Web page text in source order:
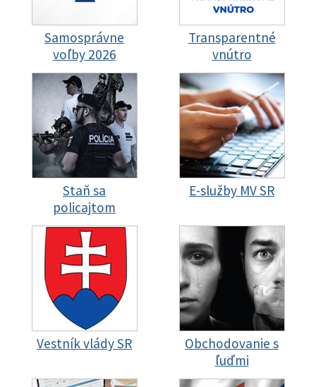
Samosprávne
voľby 2026
Transparentné
vnútro
Staň sa
policajtom
E-služby MV SR
Vestník vlády SR
Obchodovanie s
ľuďmi